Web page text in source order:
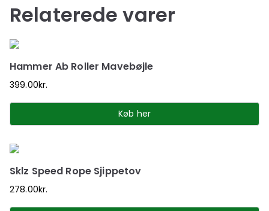
Relaterede varer
Hammer Ab Roller Mavebøjle
399.00kr.
Køb her
Sklz Speed Rope Sjippetov
278.00kr.